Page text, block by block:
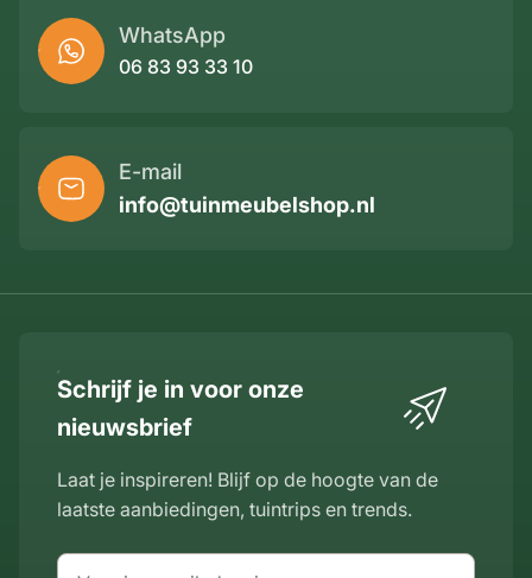
WhatsApp
06 83 93 33 10
E-mail
info@tuinmeubelshop.nl
Schrijf je in voor onze
nieuwsbrief
Laat je inspireren! Blijf op de hoogte van de
laatste aanbiedingen, tuintrips en trends.
E-mailadres